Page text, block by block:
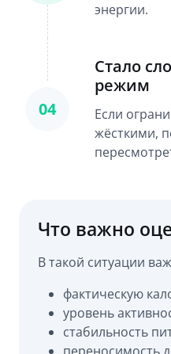
энергии.
04
Стало
режим
Если
жёсткими,
Что важно
В такой ситуации
фактическую
уровень
стабильность